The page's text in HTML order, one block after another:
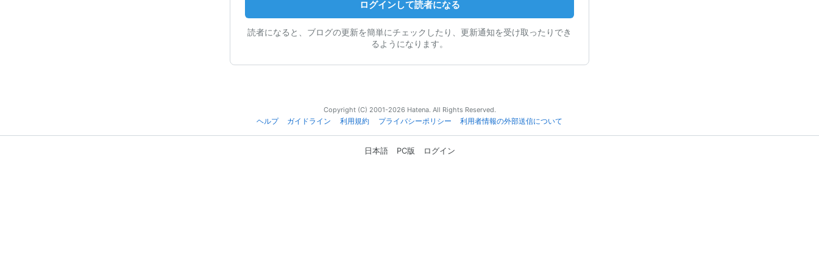
ログインして読者になる
読者になると、ブログの更新を簡単にチェックしたり、更新通知を受け取ったりでき
るようになります。
Copyright (C) 2001-2026 Hatena. All Rights Reserved.
ヘルプ
ガイドライン 利用規約 プライバシーポリシー 利用者情報の外部送信について
日本語 PC版 ログイン